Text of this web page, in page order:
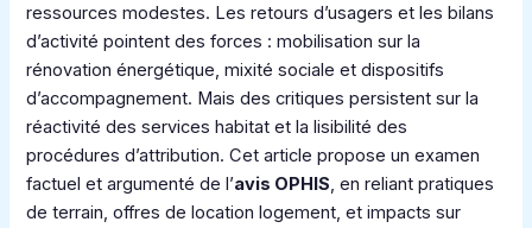
ressources modestes. Les retours d’usagers et les bilans
d’activité pointent des forces : mobilisation sur la
rénovation énergétique, mixité sociale et dispositifs
d’accompagnement. Mais des critiques persistent sur la
réactivité des services habitat et la lisibilité des
procédures d’attribution. Cet article propose un examen
factuel et argumenté de l’avis OPHIS, en reliant pratiques
de terrain, offres de location logement, et impacts sur